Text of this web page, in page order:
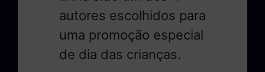
autores escolhidos para
uma promoção especial
de dia das crianças.